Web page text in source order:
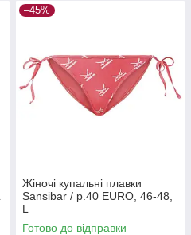
–45%
Жіночі купальні плавки
Sansibar / р.40 EURO, 46-48,
L
Готово до відправки